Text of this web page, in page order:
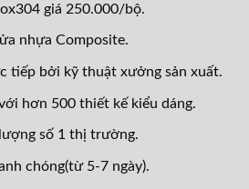
giá 250.000/bộ.
nhựa Composite.
tiếp bởi kỹ thuật xưởng sản xuất.
hơn 500 thiết kế kiểu dáng.
số 1 thị trường.
chóng(từ 5-7 ngày).